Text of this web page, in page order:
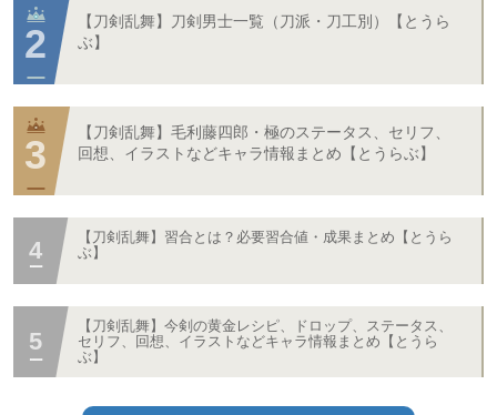
【刀剣乱舞】刀剣男士一覧（刀派・刀工別）【とうら
ぶ】
【刀剣乱舞】毛利藤四郎・極のステータス、セリフ、
回想、イラストなどキャラ情報まとめ【とうらぶ】
【刀剣乱舞】習合とは？必要習合値・成果まとめ【とうら
ぶ】
【刀剣乱舞】今剣の黄金レシピ、ドロップ、ステータス、
セリフ、回想、イラストなどキャラ情報まとめ【とうら
ぶ】